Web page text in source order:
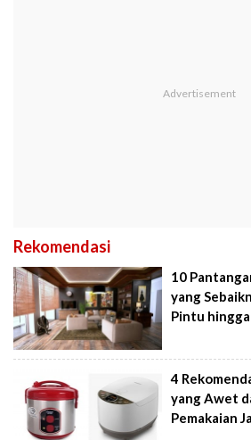
Rekomendasi
10
yang
Pintu
4
yang Awet
Pemakaian